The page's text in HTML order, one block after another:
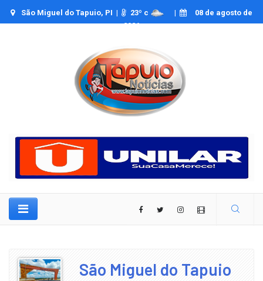
São Miguel do Tapuio, PI | 23º c |
08 de agosto de
2026
São Miguel do Tapuio